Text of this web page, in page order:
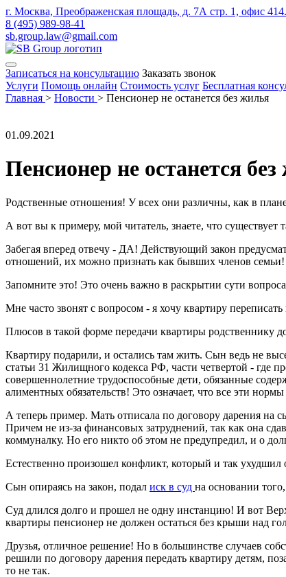
г. Москва, Преображенская площадь, д. 7А стр. 1, офис 414.
8 (495) 989-98-41
sb.group.law@gmail.com
Записаться на консультацию Заказать звонок
Услуги Помощь онлайн Стоимость услуг Бесплатная
Главная > Новости > Пенсионер не останется без жилья
01.09.2021
Пенсионер не останется
Родственные отношения! У всех они различны, как в
А вот вы к примеру, мой читатель, знаете, что
Забегая вперед отвечу - ДА! Действующий закон
отношений, их можно признать как бывших членов семьи!
Запомните это! Это очень важно в раскрытии сути
Мне часто звонят с вопросом - я хочу квартиру
Плюсов в такой форме передачи квартиры родственнику
Квартиру подарили, и остались там жить. Сын ведь не
статьи 31 Жилищного кодекса РФ, части четвертой - где
совершеннолетние трудоспособные дети, обязанные
алиментных обязательств! Это означает, что все эти
А теперь пример. Мать отписала по договору дарения на
Причем не из-за финансовых затруднений, так как она
коммуналку. Но его никто об этом не предупредил, и о
Естественно произошел конфликт, который и так
Сын опираясь на закон, подал иск в суд на основании
Суд длился долго и прошел не одну инстанцию! И вот
квартиры пенсионер не должен остаться без крыши над
Друзья, отличное решение! Но в большинстве случаев
решили по договору дарения передать квартиру детям,
то не так.